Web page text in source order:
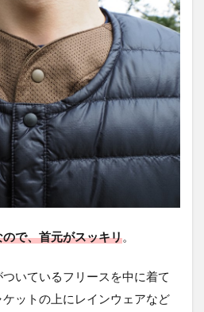
ので、首元がスッキリ。
いているフリースを中に着て
ットの上にレインウェアなど